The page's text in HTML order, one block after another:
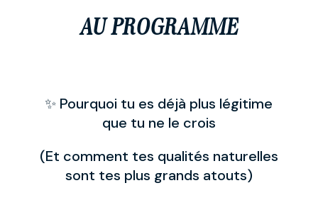
AU PROGRAMME
✨ Pourquoi tu es déjà plus légitime
que tu ne le crois
(Et comment tes qualités naturelles
sont tes plus grands atouts)